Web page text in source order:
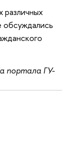
различных
обсуждались
портала ГУ-